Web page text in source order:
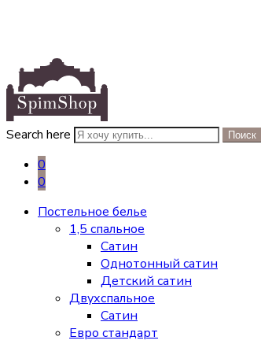
Search here Поиск
0
0
Постельное белье
1,5 спальное
Сатин
Однотонный сатин
Детский сатин
Двухспальное
Сатин
Евро стандарт